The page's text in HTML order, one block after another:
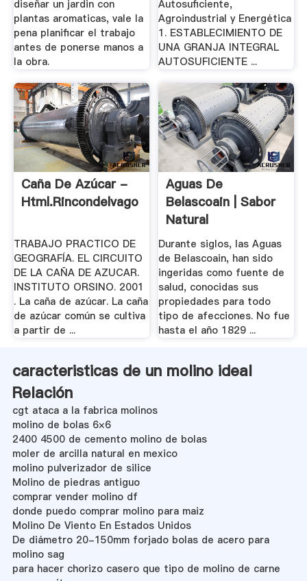
diseñar un jardin con
plantas aromaticas, vale la
pena planificar el trabajo
antes de ponerse manos a
la obra.
Autosuficiente,
Agroindustrial y Energética
1. ESTABLECIMIENTO DE
UNA GRANJA INTEGRAL
AUTOSUFICIENTE ...
Caña De Azúcar -
Html.rincondelvago
TRABAJO PRACTICO DE
GEOGRAFÍA. EL CIRCUITO
DE LA CAÑA DE AZUCAR.
INSTITUTO ORSINO. 2001
. La caña de azúcar. La caña
de azúcar común se cultiva
a partir de ...
Aguas De
Belascoain | Sabor
Natural
Durante siglos, las Aguas
de Belascoain, han sido
ingeridas como fuente de
salud, conocidas sus
propiedades para todo
tipo de afecciones. No fue
hasta el año 1829 ...
caracteristicas de un molino ideal
Relación
cgt ataca a la fabrica molinos
molino de bolas 6×6
2400 4500 de cemento molino de bolas
moler de arcilla natural en mexico
molino pulverizador de silice
Molino de piedras antiguo
comprar vender molino df
donde puedo comprar molino para maiz
Molino De Viento En Estados Unidos
De diámetro 20-150mm forjado bolas de acero para
molino sag
para hacer chorizo casero que tipo de molino de carne